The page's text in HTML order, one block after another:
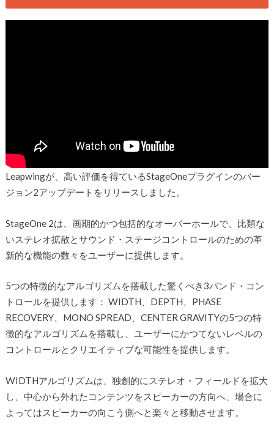
Leapwingが、高い評価を得ているStageOneプラグインのバー
ジョン2アップデートをリリースしました。
StageOne 2は、画期的かつ包括的なオーバーホールで、比類な
いステレオ拡散とサウンド・ステージコントロールのための革
新的な機能の数々をユーザーに提供します。
5つの特徴的なアルゴリズムを搭載した驚くべき3バンド・コン
トロールを提供します： WIDTH、DEPTH、PHASE
RECOVERY、MONO SPREAD、CENTER GRAVITYの5つの特
徴的なアルゴリズムを搭載し、ユーザーにかつてないレベルの
コントロールとクリエイティブな可能性を提供します。
WIDTHアルゴリズムは、独創的にステレオ・フィールドを拡大
し、中心から外れたコンテンツをスピーカーの方向へ、場合に
よってはスピーカーの向こう側へと楽々と移動させます。